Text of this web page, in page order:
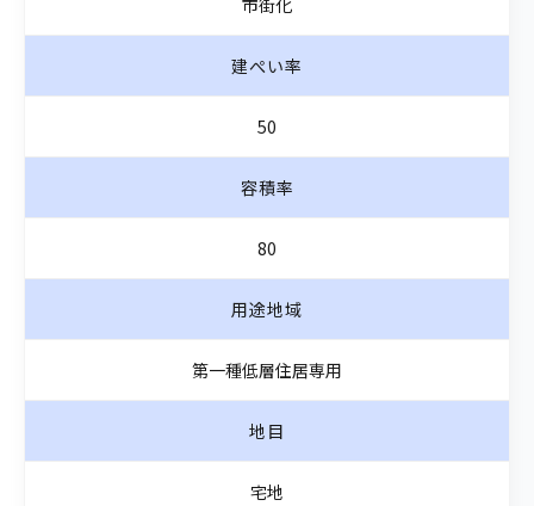
市街化
建ぺい率
50
容積率
80
用途地域
第一種低層住居専用
地目
宅地